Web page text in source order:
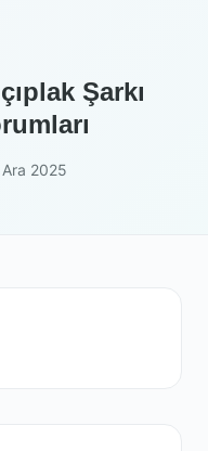
Şarkı
2025